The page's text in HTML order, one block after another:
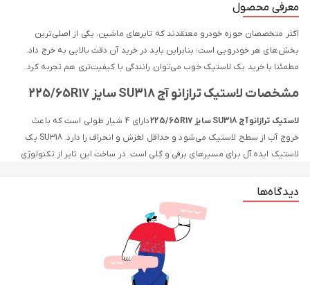
معرفی محصول
اکثر متخصصان حوزه خودرو معتقدند که تایرهای ماشین، یکی از اصلی‌ترین
بخش‌های هر خودرویی است؛ بنابراین باید در خرید آن دقت بالایی به خرج داد.
مطمئنا با خرید یک لاستیک خوب می‌توان رانندگی با کیفیت‌تری هم تجربه کرد.
مشخصات لاستیک ترازانو آج SU318 سایز 225/65R17
لاستیک ترازانو آج SU318 سایز 225/65R17
دارای 4 شیار طولی است که باعث
خروج آب از سطح لاستیک می‌شود و حداقل لغزش و انحراف را دارد. SU318 یک
لاستیک ایده آل برای مسیرهای برفی و گِلی است. در ساخت این تایر از تکنولوژی
این تایر نهایت راحتی را برای راننده و سرنشینان در جاده فراهم می‌کند. این تایرها
حداقل میزان آلودگی صوتی را دارند، همچنین باعث صرفه جویی در مصرف سوخت
خودرو هم می‌شوند. تایر ترازانو مدل SU318 دارای عملکرد ترمزگیری مناسب است
و ایمنی شما را در طول سفر فراهم می‌کند.
دیدگاه‌ها